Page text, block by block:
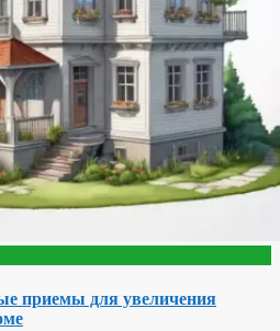
приемы для увеличения